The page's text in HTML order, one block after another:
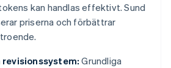
kan handlas effektivt. Sund
priserna och förbättrar
Grundliga